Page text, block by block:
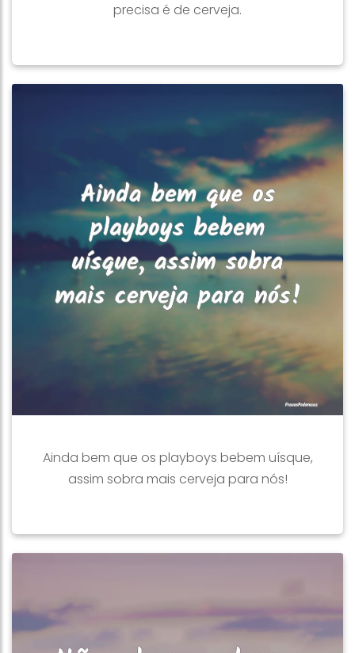
precisa é de cerveja.
Ainda bem que os playboys bebem uísque,
assim sobra mais cerveja para nós!